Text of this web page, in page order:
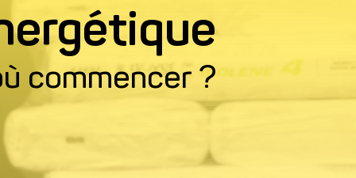
commencer ?